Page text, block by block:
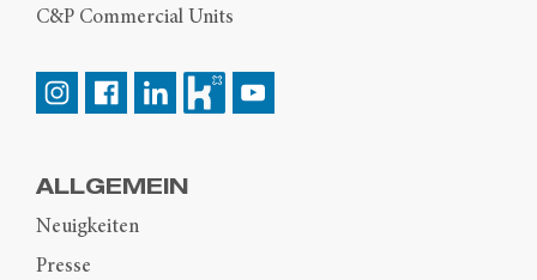
C&P Commercial Units
ALLGEMEIN
Neuigkeiten
Presse